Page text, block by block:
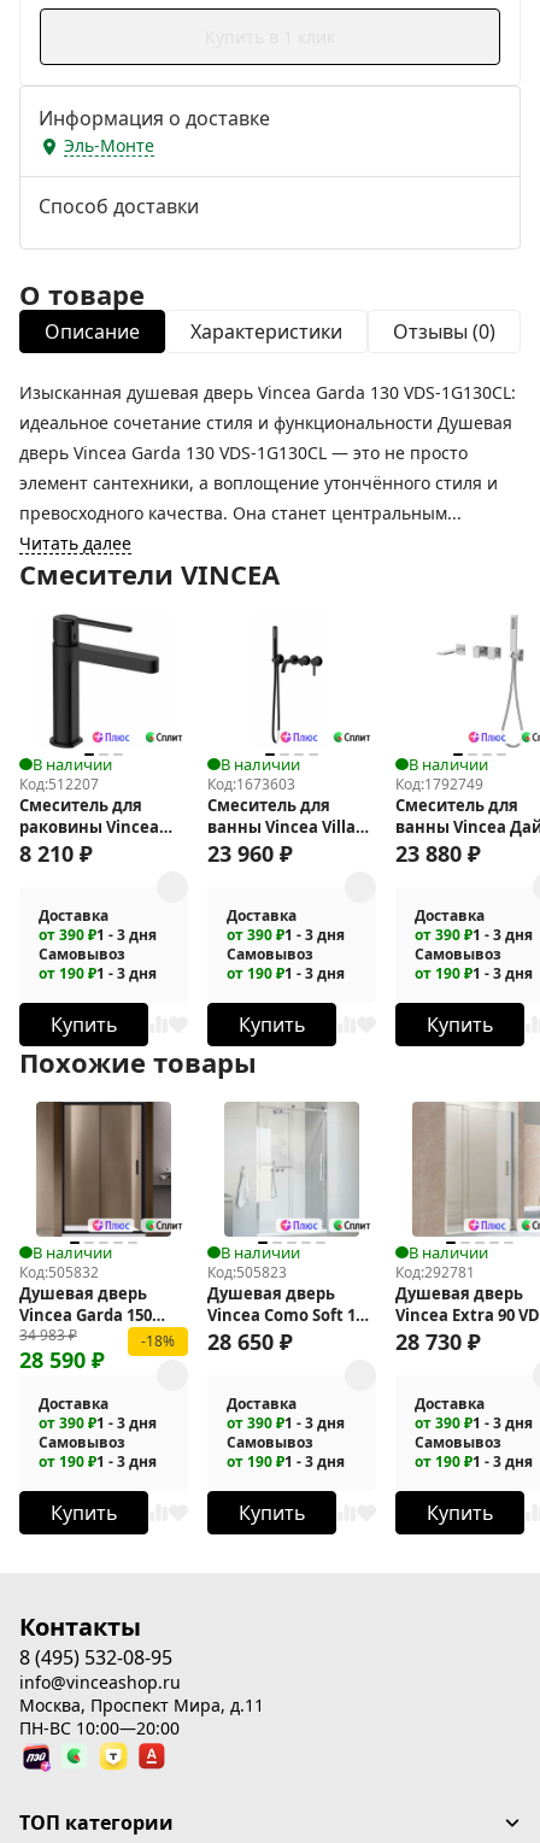
Информация о доставке
Эль-Монте
Способ доставки
О товаре
Описание Характеристики Отзывы (0)
Изысканная душевая дверь Vincea Garda 130 VDS-1G130CL:
идеальное сочетание стиля и функциональности Душевая
дверь Vincea Garda 130 VDS-1G130CL — это не просто
элемент сантехники, а воплощение утончённого стиля и
превосходного качества. Она станет центральным...
Читать далее
Смесители VINCEA
В наличии
Код:512207
Смеситель для
раковины Vincea
Rondo VBF-1R1MB
8 210 ₽
Доставка
от 390 ₽1 - 3 дня
Самовывоз
от 190 ₽1 - 3 дня
Купить
В наличии
Код:1673603
Смеситель для
ванны Vincea Villa
VTFW-1VL1MB
23 960 ₽
Доставка
от 390 ₽1 - 3 дня
Самовывоз
от 190 ₽1 - 3 дня
Купить
В наличии
Код:1792749
Смеситель для
ванны Vincea
(Dice) VBTW-
23 880 ₽
Доставка
от 390 ₽1 - 3 дня
Самовывоз
от 190 ₽1 - 3 дня
Купить
Похожие товары
В наличии
Код:505832
Душевая дверь
Vincea Garda 150
VDS-1G150CLB
34 983₽
28 590 ₽
-18%
Доставка
от 390 ₽1 - 3 дня
Самовывоз
от 190 ₽1 - 3 дня
Купить
В наличии
Код:505823
Душевая дверь
Vincea Como Soft 130
VDS-1CS130CL
28 650 ₽
Доставка
от 390 ₽1 - 3 дня
Самовывоз
от 190 ₽1 - 3 дня
Купить
В наличии
Код:292781
Душевая дверь
Vincea Extra 90
1E8090CL
28 730 ₽
Доставка
от 390 ₽1 - 3 дня
Самовывоз
от 190 ₽1 - 3 дня
Купить
Контакты
8 (495) 532-08-95
info@vinceashop.ru
Москва, Проспект Мира, д.11
ПН-ВС 10:00—20:00
ТОП категории